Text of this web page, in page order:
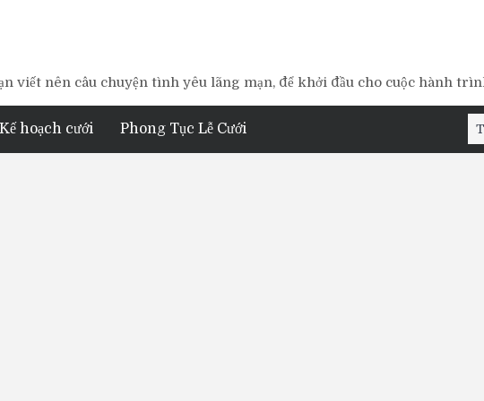
viết nên câu chuyện tình yêu lãng mạn, để khởi đầu cho cuộc hành
Kế hoạch cưới Phong Tục Lễ Cưới